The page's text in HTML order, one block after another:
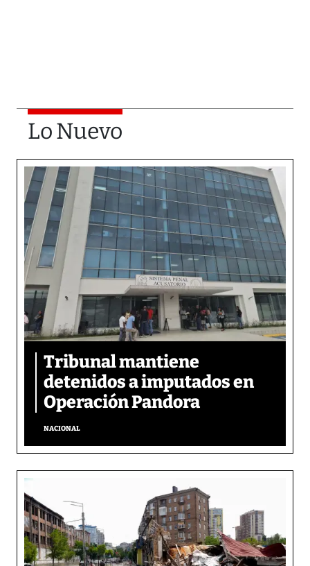
Lo Nuevo
Tribunal mantiene
detenidos a imputados en
Operación Pandora
NACIONAL